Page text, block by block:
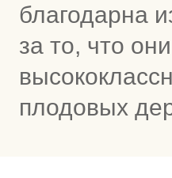
благодарна
за то, что
плодовых